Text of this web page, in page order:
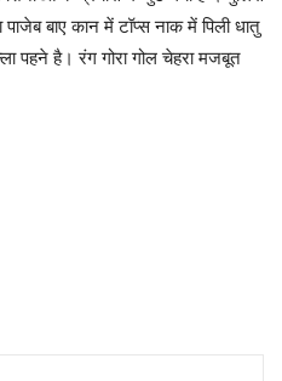
बाए कान में टॉप्स नाक में पिली धातु
पहने है। रंग गोरा गोल चेहरा मजबूत